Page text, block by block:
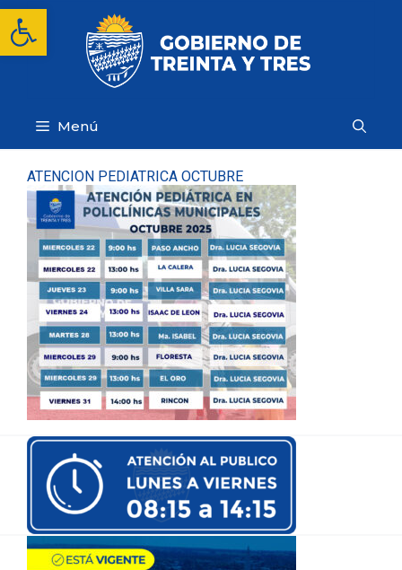
Abrir barra de herramientas
Saltar
contenido
Menú
ATENCION PEDIATRICA OCTUBRE